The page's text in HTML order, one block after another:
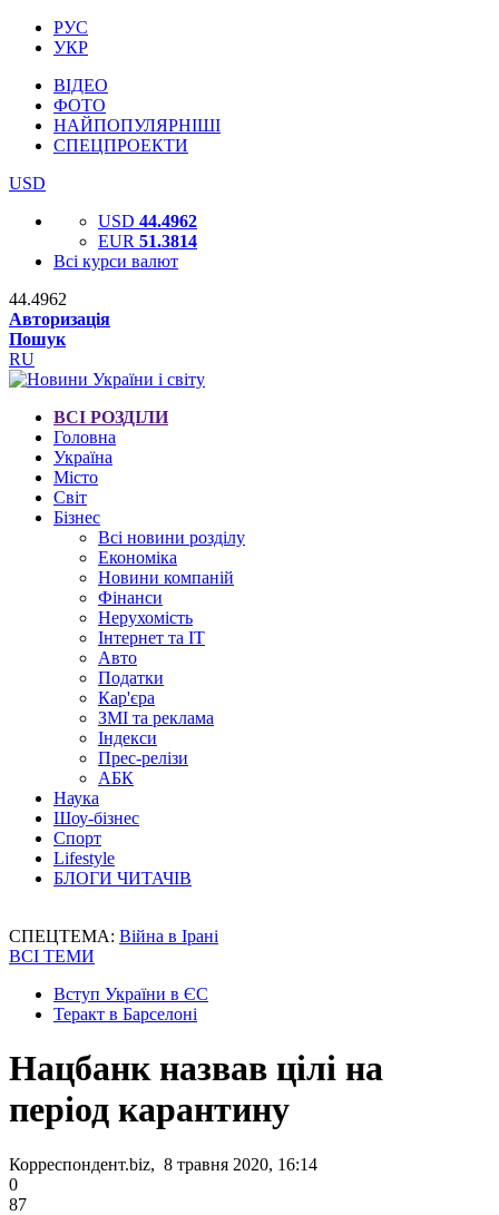
РУС
УКР
ВІДЕО
ФОТО
НАЙПОПУЛЯРНІШІ
СПЕЦПРОЕКТИ
USD
USD 44.4962
EUR 51.3814
Всі курси валют
44.4962
Авторизація
Пошук
RU
ВСІ РОЗДІЛИ
Головна
Україна
Місто
Світ
Бізнес
Всі новини розділу
Економіка
Новини компаній
Фінанси
Нерухомість
Інтернет та IT
Авто
Податки
Кар'єра
ЗМІ та реклама
Індекси
Прес-релізи
АБК
Наука
Шоу-бізнес
Спорт
Lifestyle
БЛОГИ ЧИТАЧІВ
СПЕЦТЕМА: Війна в Ірані
ВСІ ТЕМИ
Вступ України в ЄС
Теракт в Барселоні
Нацбанк назвав цілі на
період карантину
Корреспондент.biz, 8 травня 2020, 16:14
0
87